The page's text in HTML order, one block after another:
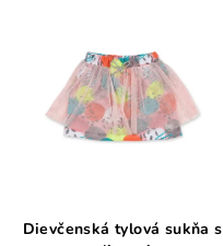
Dievčenská tylová sukňa s